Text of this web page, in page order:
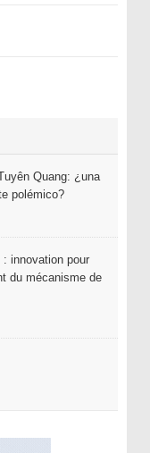
Quang: ¿una
polémico?
innovation pour
du mécanisme de